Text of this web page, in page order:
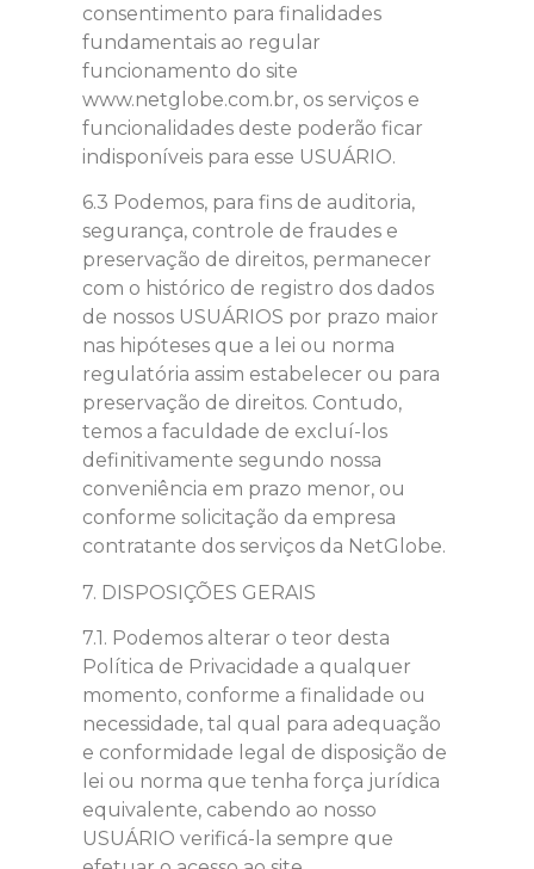
consentimento para finalidades
fundamentais ao regular
funcionamento do site
www.netglobe.com.br, os serviços e
funcionalidades deste poderão ficar
indisponíveis para esse USUÁRIO.
6.3 Podemos, para fins de auditoria,
segurança, controle de fraudes e
preservação de direitos, permanecer
com o histórico de registro dos dados
de nossos USUÁRIOS por prazo maior
nas hipóteses que a lei ou norma
regulatória assim estabelecer ou para
preservação de direitos. Contudo,
temos a faculdade de excluí-los
definitivamente segundo nossa
conveniência em prazo menor, ou
conforme solicitação da empresa
contratante dos serviços da NetGlobe.
7. DISPOSIÇÕES GERAIS
7.1. Podemos alterar o teor desta
Política de Privacidade a qualquer
momento, conforme a finalidade ou
necessidade, tal qual para adequação
e conformidade legal de disposição de
lei ou norma que tenha força jurídica
equivalente, cabendo ao nosso
USUÁRIO verificá-la sempre que